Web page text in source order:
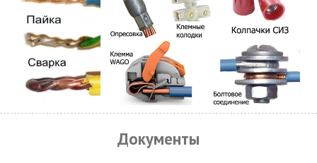
Документы